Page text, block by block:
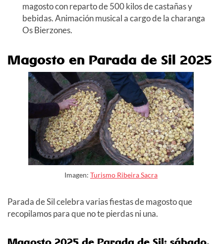
magosto con reparto de 500 kilos de castañas y
bebidas. Animación musical a cargo de la charanga
Os Bierzones.
Magosto en Parada de Sil 2025
Imagen: Turismo Ribeira Sacra
Parada de Sil celebra varias fiestas de magosto que
recopilamos para que no te pierdas ni una.